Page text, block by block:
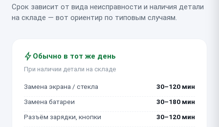
Срок зависит от вида неисправности и наличия детали
на складе — вот ориентир по типовым случаям.
Обычно в тот же день
При наличии детали на складе
Замена экрана / стекла
30–120 мин
Замена батареи
30–180 мин
Разъём зарядки, кнопки
30–120 мин